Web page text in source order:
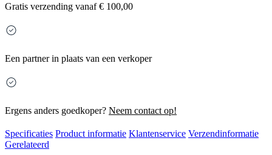
Gratis verzending vanaf € 100,00
Een partner in plaats van een verkoper
Ergens anders goedkoper? Neem contact op!
Specificaties Product informatie Klantenservice Verzendinformatie
Gerelateerd